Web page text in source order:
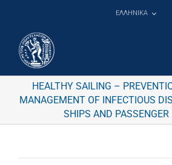
ΕΛΛΗΝΙΚΑ
HEALTHY SAILING –
MANAGEMENT OF INFECTIOUS
SHIPS AND PASSENGER